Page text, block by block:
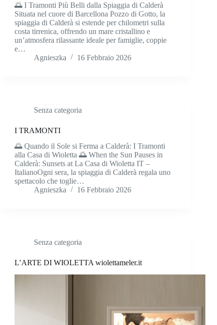
🌅 I Tramonti Più Belli dalla Spiaggia di Calderà
Situata nel cuore di Barcellona Pozzo di Gotto, la
spiaggia di Calderà si estende per chilometri sulla
costa tirrenica, offrendo un mare cristallino e
un’atmosfera rilassante ideale per famiglie, coppie
e…
Agnieszka
16 Febbraio 2026
Senza categoria
I TRAMONTI
🌅 Quando il Sole si Ferma a Calderà: I Tramonti
alla Casa di Wioletta 🌅 When the Sun Pauses in
Calderà: Sunsets at La Casa di Wioletta IT –
ItalianoOgni sera, la spiaggia di Calderà regala uno
spettacolo che toglie…
Agnieszka
16 Febbraio 2026
Senza categoria
L’ARTE DI WIOLETTA wiolettameler.it